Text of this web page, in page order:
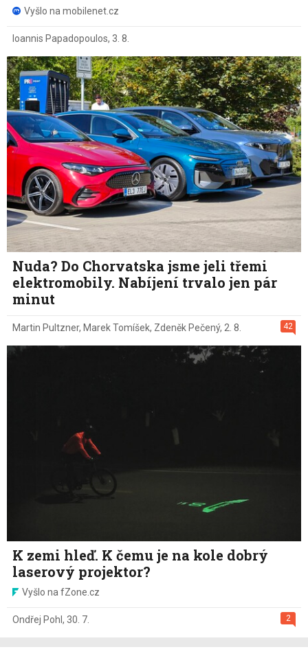
Vyšlo na mobilenet.cz
Ioannis Papadopoulos, 3. 8.
Nuda? Do Chorvatska jsme jeli třemi
elektromobily. Nabíjení trvalo jen pár
minut
42
Martin Pultzner, Marek Tomíšek, Zdeněk Pečený, 2. 8.
K zemi hleď. K čemu je na kole dobrý
laserový projektor?
Vyšlo na fZone.cz
2
Ondřej Pohl , 30. 7.